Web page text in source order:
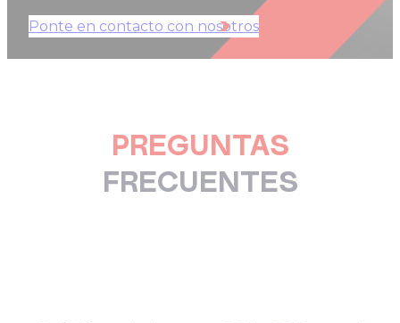
Ponte en contacto con nosotros
PREGUNTAS
FRECUENTES